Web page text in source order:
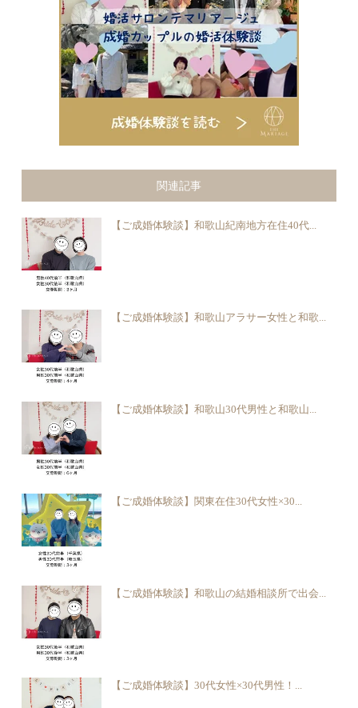
関連記事
【ご成婚体験談】和歌山紀南地方在住40代...
【ご成婚体験談】和歌山アラサー女性と和歌...
【ご成婚体験談】和歌山30代男性と和歌山...
【ご成婚体験談】関東在住30代女性×30...
【ご成婚体験談】和歌山の結婚相談所で出会...
【ご成婚体験談】30代女性×30代男性！...